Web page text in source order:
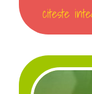
citeste